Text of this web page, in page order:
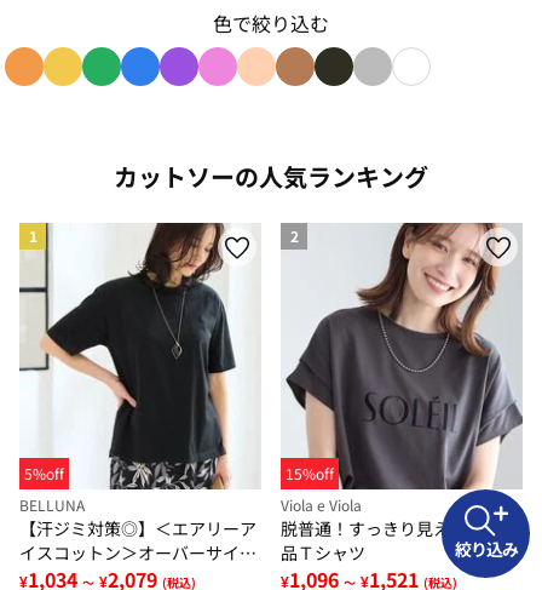
色で絞り込む
カットソーの人気ランキング
1
5%off
BELLUNA
【汗ジミ対策◎】＜エアリーア
イスコットン＞オーバーサイズ
Ｔシャツ【選べる袖丈】
¥1,034 ～ ¥2,079 (税込)
2
15%off
Viola e Viola
脱普通！すっきり見え大人の上
品Ｔシャツ
¥1,096 ～ ¥1,521 (税込)
絞り込み